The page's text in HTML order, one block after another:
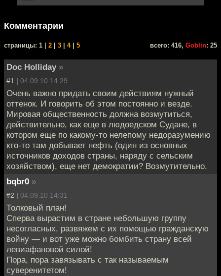
Комментарии
cтраницы: 1 | 2 3 4| 5 всего: 416, Goblin: 25
Doc Holliday »
#1 | 04.09.10 14:29
Очень важно придать своим действиям нужный
оттенок. И говорить об этом постоянно и везде.
Мировая общественность должна возмутиться,
действительно, как еще в людоедском Судане, в
котором еще по какому-то нелепому недоразумению
кто-то там добывает нефть (один из основных
источников доходов страны, наряду с сельским
хозяйством), еще нет демократии? Возмутительно.
bqbr0 »
#2 | 04.09.10 14:31
Толковый план!
Сперва вырастим в стране небольшую группу
несогласных, развяжем с их помощью гражданскую
войну — и вот уже можно бомбить страну всей
левиафановой силой!
Пора, пора завязывать с так называемым
суверенитетом!